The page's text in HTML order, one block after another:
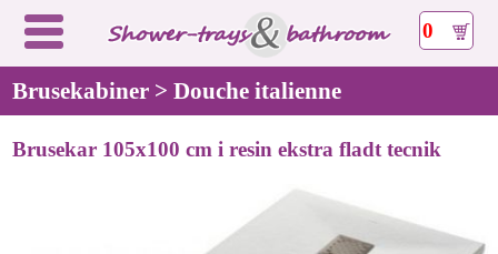
0
Brusekabiner > Douche italienne
Brusekar 105x100 cm i resin ekstra fladt tecnik